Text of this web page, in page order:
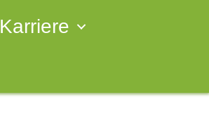
Karriere